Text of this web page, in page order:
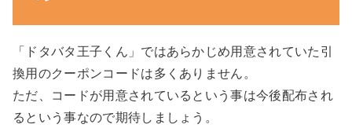
「ドタバタ王子くん」ではあらかじめ用意されていた引
換用のクーポンコードは多くありません。
ただ、コードが用意されているという事は今後配布され
るという事なので期待しましょう。